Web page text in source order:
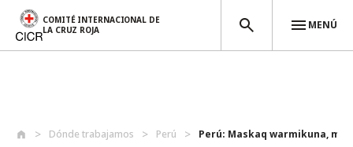
COMITÉ INTERNACIONAL DE
LA CRUZ ROJA
MENÚ
Dónde trabajamos Perú Perú: Maskaq warmikuna,